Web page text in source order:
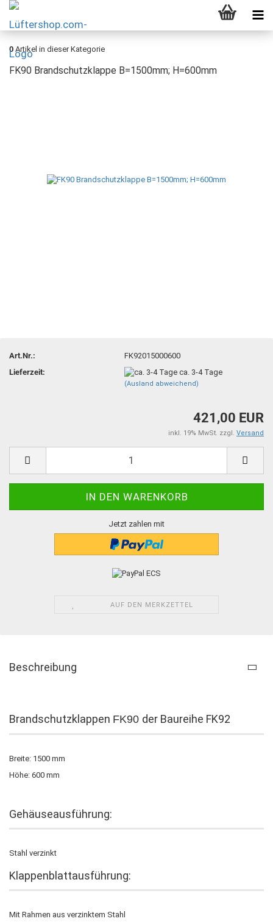
0 Artikel in dieser Kategorie
FK90 Brandschutzklappe B=1500mm; H=600mm
Art.Nr.:
FK92015000600
Lieferzeit:
ca. 3-4 Tage
(Ausland abweichend)
421,00 EUR
inkl. 19% MwSt. zzgl. Versand
Jetzt zahlen mit
AUF DEN MERKZETTEL
Beschreibung
Brandschutzklappen FK90 der Baureihe FK92
Breite: 1500 mm
Höhe: 600 mm
Gehäuseausführung:
Stahl verzinkt
Klappenblattausführung:
Mit Rahmen aus verzinktem Stahl